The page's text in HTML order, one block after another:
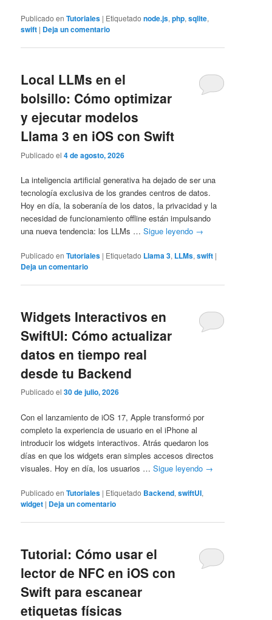
Publicado en Tutoriales | Etiquetado node.js,php,sqlite,
swift | Deja un comentario
Local LLMs en el
bolsillo: Cómo optimizar
y ejecutar modelos
Llama 3 en iOS con Swift
Publicado el4 de agosto, 2026
La inteligencia artificial generativa ha dejado de ser una
tecnología exclusiva de los grandes centros de datos.
Hoy en día, la soberanía de los datos, la privacidad y la
necesidad de funcionamiento offline están impulsando
una nueva tendencia: los LLMs …Sigue leyendo →
Publicado en Tutoriales | Etiquetado Llama 3, LLMs,swift |
Deja un comentario
Widgets Interactivos en
SwiftUI: Cómo actualizar
datos en tiempo real
desde tu Backend
Publicado el30 de julio, 2026
Con el lanzamiento de iOS 17, Apple transformó por
completo la experiencia de usuario en el iPhone al
introducir los widgets interactivos. Atrás quedaron los
días en que los widgets eran simples accesos directos
visuales. Hoy en día, los usuarios …Sigue leyendo →
Publicado en Tutoriales | Etiquetado Backend,swiftUI,
widget | Deja un comentario
Tutorial: Cómo usar el
lector de NFC en iOS con
Swift para escanear
etiquetas físicas